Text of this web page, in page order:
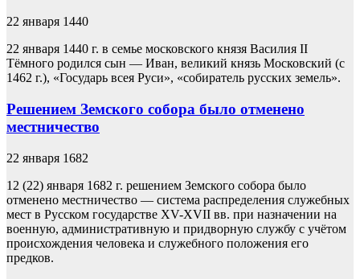
22 января 1440
22 января 1440 г. в семье московского князя Василия II
Тёмного родился сын — Иван, великий князь Московский (с
1462 г.), «Государь всея Руси», «собиратель русских земель».
Решением Земского собора было отменено
местничество
22 января 1682
12 (22) января 1682 г. решением Земского собора было
отменено местничество — система распределения служебных
мест в Русском государстве XV-XVII вв. при назначении на
военную, административную и придворную службу с учётом
происхождения человека и служебного положения его
предков.